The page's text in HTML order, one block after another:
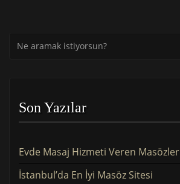
Son Yazılar
Evde Masaj Hizmeti Veren Masözler
İstanbul’da En İyi Masöz Sitesi